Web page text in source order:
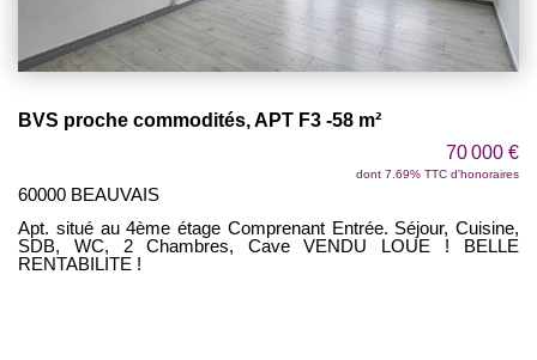
BVS proche commodités, APT F3 -58 m²
70 000 €
dont 7.69% TTC d'honoraires
60000 BEAUVAIS
Apt. situé au 4ème étage Comprenant Entrée. Séjour, Cuisine,
SDB, WC, 2 Chambres, Cave VENDU LOUE ! BELLE
RENTABILITE !